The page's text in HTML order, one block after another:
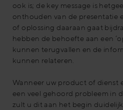
ook is; de key message is
onthouden van de presentatie
of oplossing daaraan gaat
hebben de behoefte aan een
kunnen terugvallen en de
kunnen relateren.
Wanneer uw product of dienst
een veel gehoord probleem in
zult u dit aan het begin